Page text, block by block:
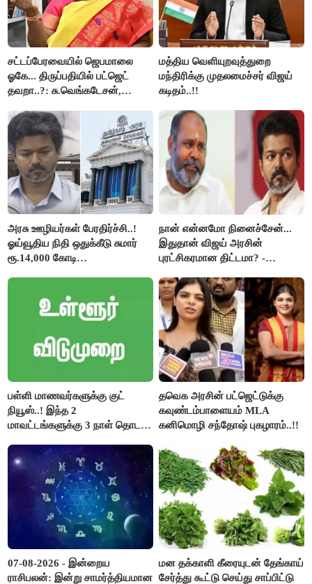
சட்டப்பேரவையில் ஜெபமாலை
ஓகே... திருப்பதியில் பட்ஜெட்
தவறா..?: சு.வெங்கடேசன்,
கேள்வி..!
மத்திய வெளியுறவுத்துறை
மந்திரிக்கு முதலமைச்சர் விஜய்
கடிதம்..!!
அரசு ஊழியர்கள் பேரதிர்ச்சி..!
ஓய்வூதிய நிதி ஒதுக்கீடு சுமார்
ரூ.14,000 கோடி
நான் என்னமோ நினைச்சேன்...
இதுதான் விஜய் அரசின்
புரட்சிகரமான திட்டமா? -
பள்ளி மாணவர்களுக்கு குட்
நியூஸ்..! இந்த 2
மாவட்டங்களுக்கு 3 நாள் தொடர்
தவெக அரசின் பட்ஜெட்டுக்கு
கவுண்டம்பாளையம் MLA
கனிமொழி சந்தோஷ் புகழாரம்..!!
07-08-2026 - இன்றைய
ராசிபலன்: இன்று சாமர்த்தியமான
மன தக்காளி கீரையுடன் தேங்காய்
சேர்த்து கூட்டு செய்து சாப்பிட்டு